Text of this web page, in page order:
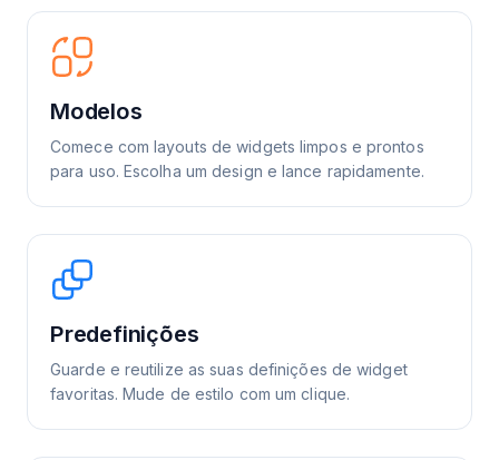
Modelos
Comece com layouts de widgets limpos e prontos
para uso. Escolha um design e lance rapidamente.
Predefinições
Guarde e reutilize as suas definições de widget
favoritas. Mude de estilo com um clique.